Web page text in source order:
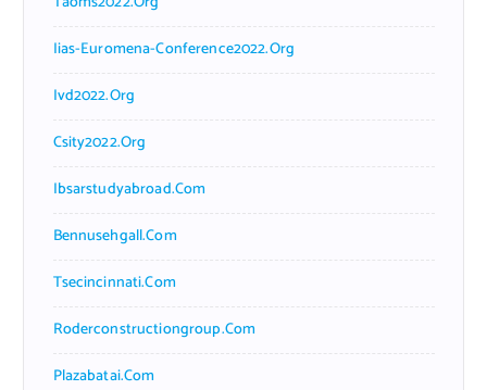
Iias-Euromena-Conference2022.org
Ivd2022.org
Csity2022.org
Ibsarstudyabroad.com
Bennusehgall.com
Tsecincinnati.com
Roderconstructiongroup.com
Plazabatai.com